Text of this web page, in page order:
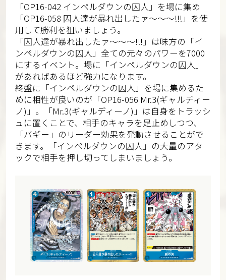
「OP16-042 インペルダウンの囚人」を場に集め
「OP16-058 囚人達が暴れ出したァ～～～!!!」を使
用して勝利を狙いましょう。
「囚人達が暴れ出したァ～～～!!!」は味方の「イ
ンペルダウンの囚人」全ての元々のパワーを7000
にするイベント。場に「インペルダウンの囚人」
があればあるほど強力になります。
終盤に「インペルダウンの囚人」を場に集めるた
めに相性が良いのが「OP16-056 Mr.3(ギャルディー
ノ)」。「Mr.3(ギャルディーノ)」は自身をトラッシ
ュに置くことで、相手のキャラを足止めしつつ、
「バギー」のリーダー効果を発動させることがで
きます。「インペルダウンの囚人」の大量のアタ
ックで相手を押し切ってしまいましょう。